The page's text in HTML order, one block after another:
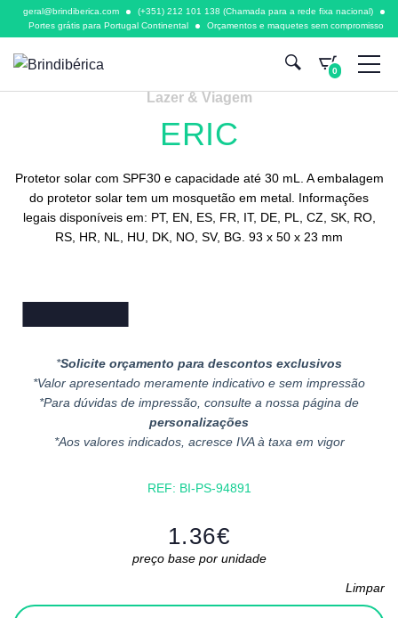
geral@brindiberica.com
(+351) 212 101 138 (Chamada para a rede fixa nacional)
Portes grátis para Portugal Continental
Orçamentos e maquetes sem compromisso
0
Lazer & Viagem
ERIC
Protetor solar com SPF30 e capacidade até 30 mL. A embalagem
do protetor solar tem um mosquetão em metal. Informações
legais disponíveis em: PT, EN, ES, FR, IT, DE, PL, CZ, SK, RO,
RS, HR, NL, HU, DK, NO, SV, BG. 93 x 50 x 23 mm
*Solicite orçamento para descontos exclusivos
*Valor apresentado meramente indicativo e sem impressão
*Para dúvidas de impressão, consulte a nossa página de
personalizações
*Aos valores indicados, acresce IVA à taxa em vigor
REF: BI-PS-94891
1.36€
preço base por unidade
Limpar